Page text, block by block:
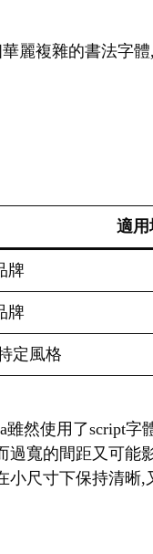
麗複雜的書法字
適用
牌
牌
定風格
雖然使用了script
寬的間距又可能
尺寸下保持清晰